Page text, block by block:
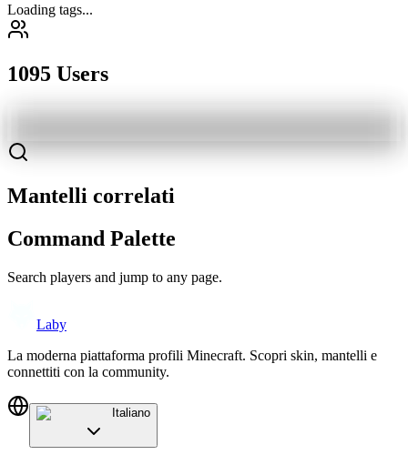
Loading tags...
1095 Users
Mantelli correlati
Command Palette
Search players and jump to any page.
Laby
La moderna piattaforma profili Minecraft. Scopri skin, mantelli e
connettiti con la community.
Italiano